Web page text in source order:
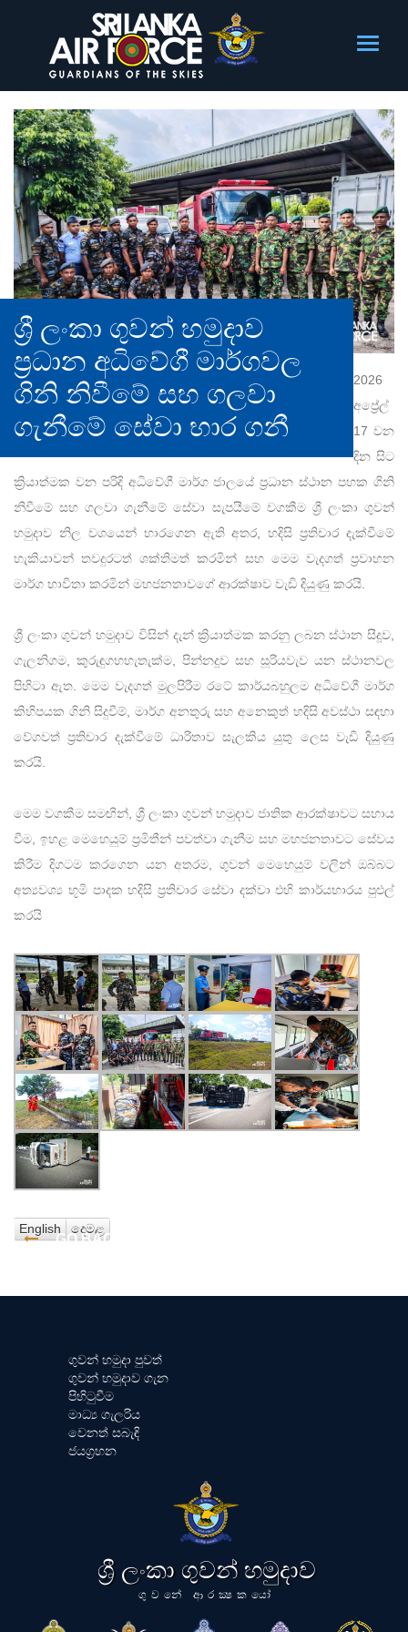
ශ්‍රී ලංකා ගුවන් හමුදාව
ප්‍රධාන අධිවේගී මාර්ගවල
ගිනි නිවීමේ සහ ගලවා
ගැනීමේ සේවා භාර ගනී
2026
අප්‍රේල්
17 වන
දින සිට
ක්‍රියාත්මක වන පරිදි අධිවේගී මාර්ග ජාලයේ ප්‍රධාන ස්ථාන පහක ගිනි
නිවීමේ සහ ගලවා ගැනීමේ සේවා සැපයීමේ වගකීම ශ්‍රී ලංකා ගුවන්
හමුදාව නිල වශයෙන් භාරගෙන ඇති අතර, හදිසි ප්‍රතිචාර දැක්වීමේ
හැකියාවන් තවදුරටත් ශක්තිමත් කරමින් සහ මෙම වැදගත් ප්‍රවාහන
මාර්ග භාවිතා කරමින් මහජනතාවගේ ආරක්ෂාව වැඩි දියුණු කරයි.
ශ්‍රී ලංකා ගුවන් හමුදාව විසින් දැන් ක්‍රියාත්මක කරනු ලබන ස්ථාන සීදූව,
ගැලනිගම, කුරුඳුගහහැතැක්ම, පින්නදූව සහ සූරියවැව යන ස්ථානවල
පිහිටා ඇත. මෙම වැදගත් මුලපිරීම රටේ කාර්යබහුලම අධිවේගී මාර්ග
කිහිපයක ගිනි සිදුවීම්, මාර්ග අනතුරු සහ අනෙකුත් හදිසි අවස්ථා සඳහා
වේගවත් ප්‍රතිචාර දැක්වීමේ ධාරිතාව සැලකිය යුතු ලෙස වැඩි දියුණු
කරයි.
මෙම වගකීම සමඟින්, ශ්‍රී ලංකා ගුවන් හමුදාව ජාතික ආරක්ෂාවට සහාය
වීම, ඉහළ මෙහෙයුම් ප්‍රමිතීන් පවත්වා ගැනීම සහ මහජනතාවට සේවය
කිරීම දිගටම කරගෙන යන අතරම, ගුවන් මෙහෙයුම් වලින් ඔබ්බට
අත්‍යවශ්‍ය භූමි පාදක හදිසි ප්‍රතිචාර සේවා දක්වා එහි කාර්යභාරය පුළුල්
කරයි
English දෙමළ
GO BACK
ගුවන් හමුදා පුවත්
ගුවන් හමුදාව ගැන
පිහිටුවීම
මාධ්‍ය ගැලරිය
වෙනත් සබැඳි
ජයග්‍රහන
ශ්‍රී ලංකා ගුවන් හමුදාව
ගුවනේ ආරක්‍ෂකයෝ